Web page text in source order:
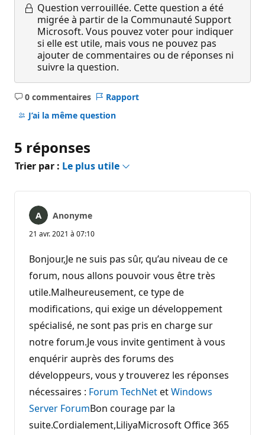
Question verrouillée. Cette question a été
migrée à partir de la Communauté Support
Microsoft. Vous pouvez voter pour indiquer
si elle est utile, mais vous ne pouvez pas
ajouter de commentaires ou de réponses ni
suivre la question.
0 commentaires
Aucun
commentaire
Rapport
J’ai la même question
5 réponses
Trier par : Le plus utile
Anonyme
21 avr. 2021 à 07:10
Bonjour,Je ne suis pas sûr, qu’au niveau de ce
forum, nous allons pouvoir vous être très
utile.Malheureusement, ce type de
modifications, qui exige un développement
spécialisé, ne sont pas pris en charge sur
notre forum.Je vous invite gentiment à vous
enquérir auprès des forums des
développeurs, vous y trouverez les réponses
nécessaires : Forum TechNetetWindows
Server ForumBon courage par la
suite.Cordialement,LiliyaMicrosoft Office 365